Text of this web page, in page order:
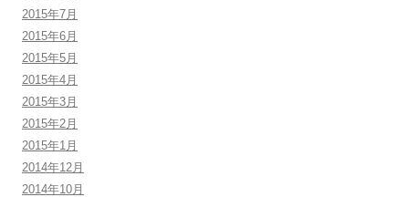
2015年7月
2015年6月
2015年5月
2015年4月
2015年3月
2015年2月
2015年1月
2014年12月
2014年10月